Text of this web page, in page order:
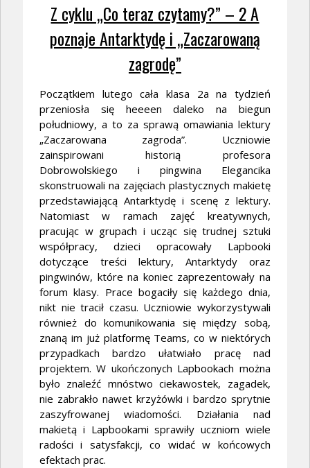
Z cyklu „Co teraz czytamy?” – 2 A
poznaje Antarktydę i „Zaczarowaną
zagrodę”
Początkiem lutego cała klasa 2a na tydzień
przeniosła się heeeen daleko na biegun
południowy, a to za sprawą omawiania lektury
„Zaczarowana zagroda”. Uczniowie
zainspirowani historią profesora
Dobrowolskiego i pingwina Elegancika
skonstruowali na zajęciach plastycznych makietę
przedstawiającą Antarktydę i scenę z lektury.
Natomiast w ramach zajęć kreatywnych,
pracując w grupach i ucząc się trudnej sztuki
współpracy, dzieci opracowały Lapbooki
dotyczące treści lektury, Antarktydy oraz
pingwinów, które na koniec zaprezentowały na
forum klasy. Prace bogaciły się każdego dnia,
nikt nie tracił czasu. Uczniowie wykorzystywali
również do komunikowania się między sobą,
znaną im już platformę Teams, co w niektórych
przypadkach bardzo ułatwiało pracę nad
projektem. W ukończonych Lapbookach można
było znaleźć mnóstwo ciekawostek, zagadek,
nie zabrakło nawet krzyżówki i bardzo sprytnie
zaszyfrowanej wiadomości. Działania nad
makietą i Lapbookami sprawiły uczniom wiele
radości i satysfakcji, co widać w końcowych
efektach prac.